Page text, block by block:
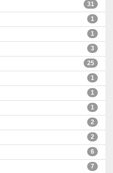
31
1
1
3
25
1
1
1
2
2
6
7